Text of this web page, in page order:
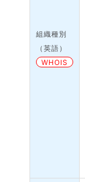
組織種別
（英語）
WHOIS